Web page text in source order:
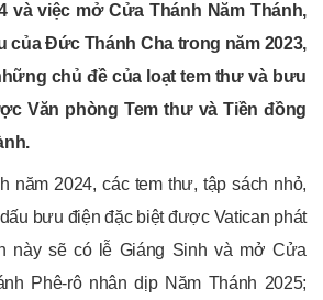
và việc mở Cửa Thánh Năm Thánh,
của Đức Thánh Cha trong năm 2023,
chủ đề của loạt tem thư và bưu
Văn phòng Tem thư và Tiền đồng
năm 2024, các tem thư, tập sách nhỏ,
bưu điện đặc biệt được Vatican phát
này sẽ có lễ Giáng Sinh và mở Cửa
Phê-rô nhân dịp Năm Thánh 2025;